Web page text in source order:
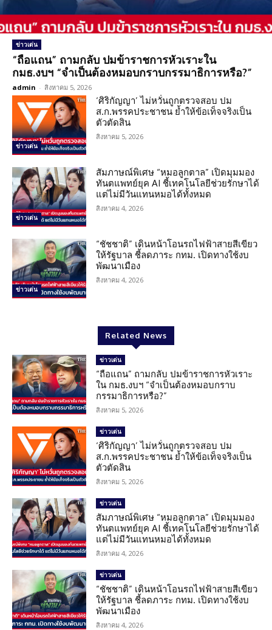
ข่าวเด่น
“ถือแถน” ถามกลับ ปมข้าราชการหัวเราะใน
กมธ.งบฯ “จำเป็นต้องหมอบกราบกรรมาธิการหรือ?”
admin - สิงหาคม 5, 2026
ข่าวเด่น
‘ศิริกัญญา’ ไม่หวั่นถูกตรวจสอบ ปม
ส.ก.พรรคประชาชน ย้ำให้ข้อเท็จจริงเป็น
ตัวตัดสิน
สิงหาคม 5, 2026
ข่าวเด่น
สัมภาษณ์พิเศษ “หมอลูกตาล” เปิดมุมมอง
ทันตแพทย์ยุค AI ชี้เทคโนโลยีช่วยรักษาได้
แต่ไม่มีวันแทนหมอได้ทั้งหมด
สิงหาคม 4, 2026
ข่าวเด่น
“ชัชชาติ” เดินหน้าโอนรถไฟฟ้าสายสีเขียว
ให้รัฐบาล ชี้ลดภาระ กทม. เปิดทางใช้งบ
พัฒนาเมือง
สิงหาคม 4, 2026
Related News
ข่าวเด่น
“ถือแถน” ถามกลับ ปมข้าราชการหัวเราะ
ใน กมธ.งบฯ “จำเป็นต้องหมอบกราบ
กรรมาธิการหรือ?”
สิงหาคม 5, 2026
ข่าวเด่น
‘ศิริกัญญา’ ไม่หวั่นถูกตรวจสอบ ปม
ส.ก.พรรคประชาชน ย้ำให้ข้อเท็จจริงเป็น
ตัวตัดสิน
สิงหาคม 5, 2026
ข่าวเด่น
สัมภาษณ์พิเศษ “หมอลูกตาล” เปิดมุมมอง
ทันตแพทย์ยุค AI ชี้เทคโนโลยีช่วยรักษาได้
แต่ไม่มีวันแทนหมอได้ทั้งหมด
สิงหาคม 4, 2026
ข่าวเด่น
“ชัชชาติ” เดินหน้าโอนรถไฟฟ้าสายสีเขียว
ให้รัฐบาล ชี้ลดภาระ กทม. เปิดทางใช้งบ
พัฒนาเมือง
สิงหาคม 4, 2026